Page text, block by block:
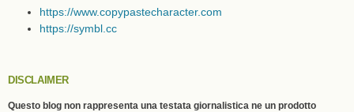
https://www.copypastecharacter.com
https://symbl.cc
DISCLAIMER
Questo blog non rappresenta una testata giornalistica ne un prodotto